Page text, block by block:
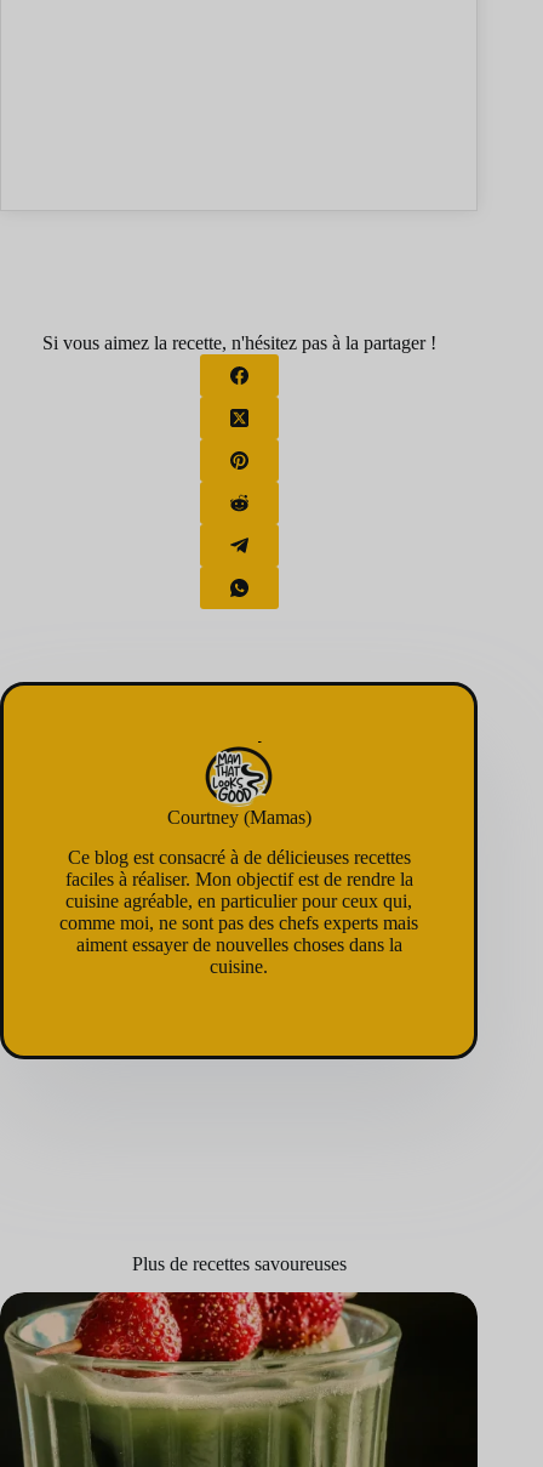
Si vous aimez la recette, n'hésitez pas à la partager !
Courtney (Mamas)
Ce blog est consacré à de délicieuses recettes
faciles à réaliser. Mon objectif est de rendre la
cuisine agréable, en particulier pour ceux qui,
comme moi, ne sont pas des chefs experts mais
aiment essayer de nouvelles choses dans la
cuisine.
Plus de recettes savoureuses